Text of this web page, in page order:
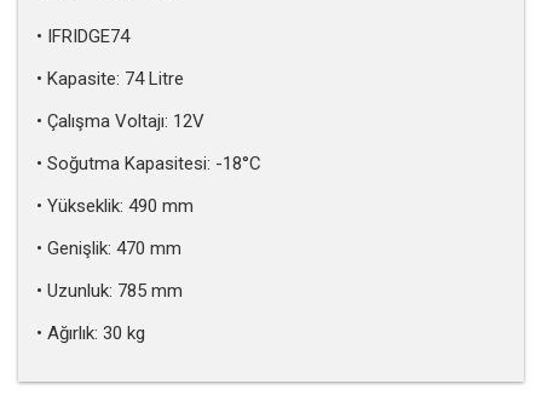
• IFRIDGE74
• Kapasite: 74 Litre
• Çalışma Voltajı: 12V
• Soğutma Kapasitesi: -18°C
• Yükseklik: 490 mm
• Genişlik: 470 mm
• Uzunluk: 785 mm
• Ağırlık: 30 kg